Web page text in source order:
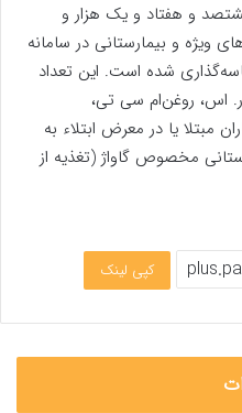
و هشتصد و هفتاد و یک هزار و
ویژه و بیمارستانی در سامانه
شده است. این تعداد
آر. اس، روغن‌ام سی تی،
مبتلا یا در معرض ابتلاء به
مخصوص گاواژ (تغذیه از
کپی لینک